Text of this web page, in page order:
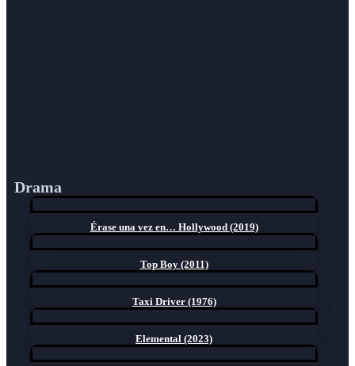
Drama
Érase una vez en… Hollywood (2019)
Top Boy (2011)
Taxi Driver (1976)
Elemental (2023)